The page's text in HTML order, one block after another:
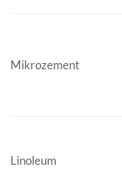
Mikrozement
Linoleum